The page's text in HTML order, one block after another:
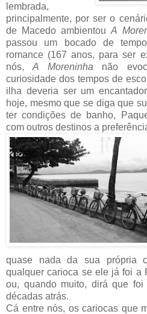
lembrada,
principalmente, por ser o
de Macedo ambientouA
passou um bocado de
romance (167 anos, para ser
nós,A Moreninha não
curiosidade dos tempos de
ilha deveria ser um
hoje, mesmo que se diga que
ter condições de banho,
com outros destinos a
quase nada da sua própria
qualquer carioca se ele já foi a
ou, quando muito, dirá que foi
décadas atrás.
Cá entre nós, os cariocas que